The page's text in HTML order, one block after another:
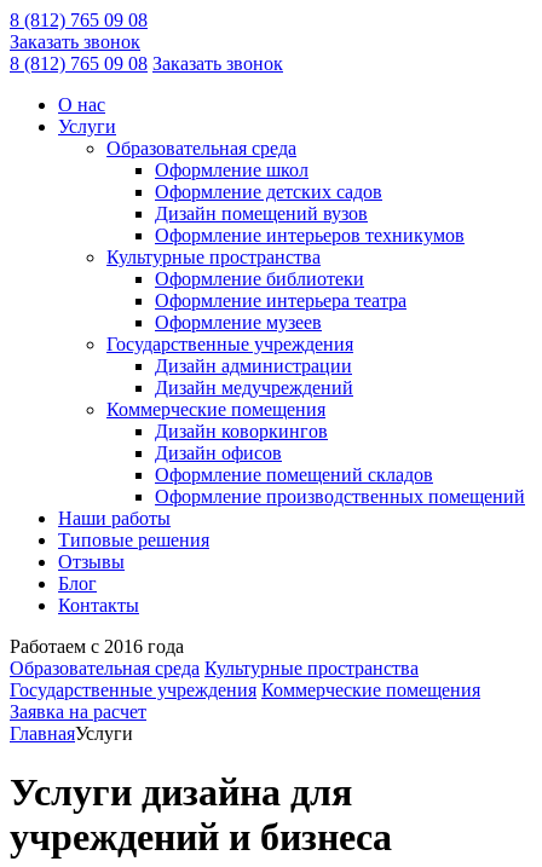
8 (812) 765 09 08
Заказать звонок
8 (812) 765 09 08 Заказать звонок
О нас
Услуги
Образовательная среда
Оформление школ
Оформление детских садов
Дизайн помещений вузов
Оформление интерьеров техникумов
Культурные пространства
Оформление библиотеки
Оформление интерьера театра
Оформление музеев
Государственные учреждения
Дизайн администрации
Дизайн медучреждений
Коммерческие помещения
Дизайн коворкингов
Дизайн офисов
Оформление помещений складов
Оформление производственных помещений
Наши работы
Типовые решения
Отзывы
Блог
Контакты
Работаем с 2016 года
Образовательная среда Культурные пространства
Государственные учреждения Коммерческие помещения
Заявка на расчет
ГлавнаяУслуги
Услуги дизайна для
учреждений и бизнеса